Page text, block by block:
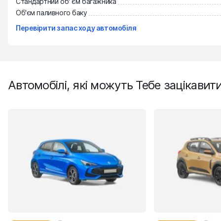
Об'єм паливного баку
Перевірити запас ходу автомобіля
Автомобілі, які можуть Тебе